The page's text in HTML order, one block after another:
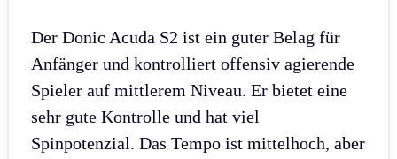
Der Donic Acuda S2 ist ein guter Belag für
Anfänger und kontrolliert offensiv agierende
Spieler auf mittlerem Niveau. Er bietet eine
sehr gute Kontrolle und hat viel
Spinpotenzial. Das Tempo ist mittelhoch, aber